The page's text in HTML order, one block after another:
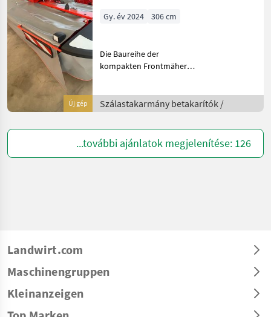
Új gép
Gy. év 2024 306 cm
Die Baureihe der
kompakten Frontmäher
Durch die kompakten
Abmessungen und ihr
geringes Gewicht sind sie
besonders für Ei
Szálastakarmány betakarítók /
...további ajánlatok megjelenítése: 126
Landwirt.com
Maschinengruppen
Kleinanzeigen